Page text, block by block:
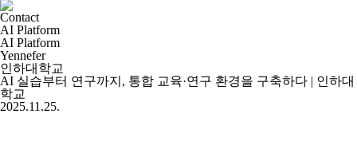
Contact
AI Platform
AI Platform
Yennefer
인하대학교
AI 실습부터 연구까지, 통합 교육·연구 환경을 구축하다 | 인하대
학교
2025.11.25.